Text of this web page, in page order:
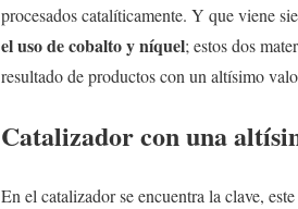
procesados catalíticamente. Y que viene
el uso de cobalto y níquel; estos dos
resultado de productos con un altísimo
Catalizador con una
En el catalizador se encuentra la clave,